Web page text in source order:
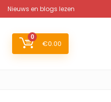
Nieuws en blogs lezen
0
€0.00